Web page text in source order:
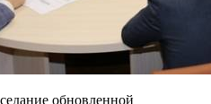
обновленной